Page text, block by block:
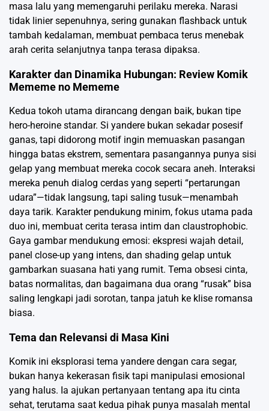
masa lalu yang memengaruhi perilaku mereka. Narasi
tidak linier sepenuhnya, sering gunakan flashback untuk
tambah kedalaman, membuat pembaca terus menebak
arah cerita selanjutnya tanpa terasa dipaksa.
Karakter dan Dinamika Hubungan: Review Komik
Mememe no Mememe
Kedua tokoh utama dirancang dengan baik, bukan tipe
hero-heroine standar. Si yandere bukan sekadar posesif
ganas, tapi didorong motif ingin memuaskan pasangan
hingga batas ekstrem, sementara pasangannya punya sisi
gelap yang membuat mereka cocok secara aneh. Interaksi
mereka penuh dialog cerdas yang seperti “pertarungan
udara”—tidak langsung, tapi saling tusuk—menambah
daya tarik. Karakter pendukung minim, fokus utama pada
duo ini, membuat cerita terasa intim dan claustrophobic.
Gaya gambar mendukung emosi: ekspresi wajah detail,
panel close-up yang intens, dan shading gelap untuk
gambarkan suasana hati yang rumit. Tema obsesi cinta,
batas normalitas, dan bagaimana dua orang “rusak” bisa
saling lengkapi jadi sorotan, tanpa jatuh ke klise romansa
biasa.
Tema dan Relevansi di Masa Kini
Komik ini eksplorasi tema yandere dengan cara segar,
bukan hanya kekerasan fisik tapi manipulasi emosional
yang halus. Ia ajukan pertanyaan tentang apa itu cinta
sehat, terutama saat kedua pihak punya masalah mental